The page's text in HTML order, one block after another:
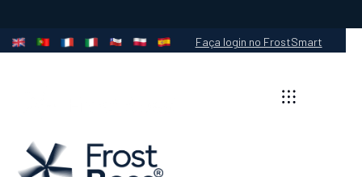
Faça login no FrostSmart